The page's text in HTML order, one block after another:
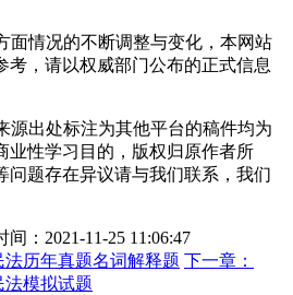
面情况的不断调整与变化，本网站
考，请以权威部门公布的正式信息
源出处标注为其他平台的稿件均为
业性学习目的，版权归原作者所
问题存在异议请与我们联系，我们
间：2021-11-25 11:06:47
法历年真题名词解释题 下一章：
法模拟试题